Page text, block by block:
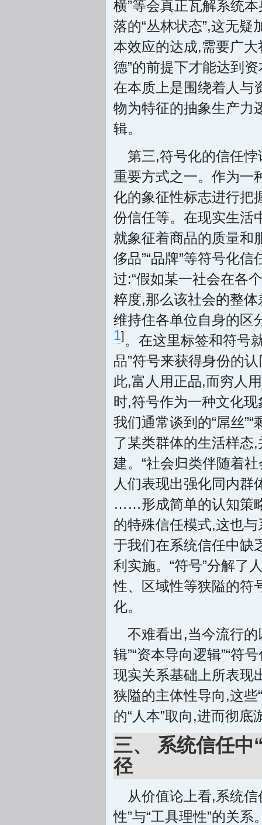
横”等会真正瓦解系统
落的“丛林状态”,这无
本效应的达成,需要广大
德”的前提下才能达到
在本质上是围绕着人与
物为特征的抽象生产力
辑。
第三,符号化的信任
重要方式之一。作为一
化的象征性标志进行把
份信任等。在现实生活
就象征着商品的质量和
侈品”“品牌”等符号化
过:“假如某一社会在各
粹度,那么该社会的整
维持住各单位自身的区
1] 。在这里标签和符号
品”符号来获得身份的
此,富人用正品,而穷人
时,符号作为一种文化
我们通常谈到的“屌丝”“
了某类群体的生活样态
建。“社会归类伴随着
人们表现出强化同内群
……形成简单的认知策
的特殊信任模式,这也
于我们在系统信任中缺
利实施。“符号”分解了
性、区域性等狭隘的符
化。
不难看出,当今流行的
辑”“资本导向逻辑”“符
现实关系基础上所表现
狭隘的主体性导向,这些
的“人本”取向,进而彻
三、 系统信任中
径
从价值论上看,系统信
性”与“工具理性”的关